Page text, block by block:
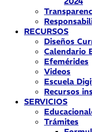
RECURSOS
Diseños
Calendario
Efemérides
Videos
Escuela
Recursos
SERVICIOS
Trámites